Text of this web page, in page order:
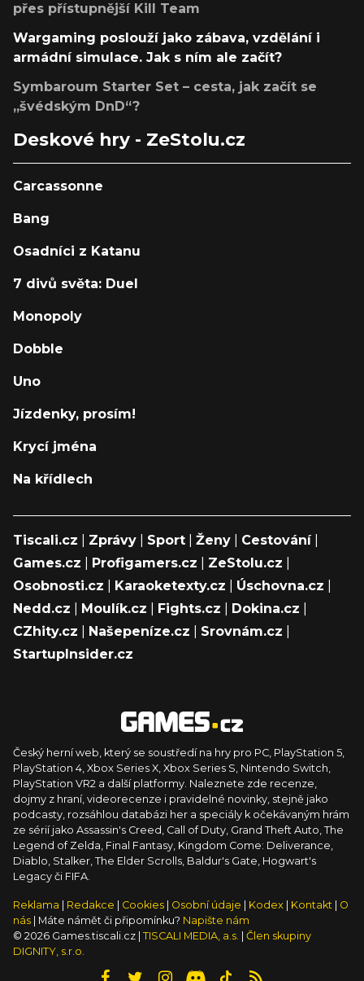
přes přístupnější Kill Team
Wargaming poslouží jako zábava, vzdělání i
armádní simulace. Jak s ním ale začít?
Symbaroum Starter Set – cesta, jak začít se
„švédským DnD“?
Deskové hry - ZeStolu.cz
Carcassonne
Bang
Osadníci z Katanu
7 divů světa: Duel
Monopoly
Dobble
Uno
Jízdenky, prosím!
Krycí jména
Na křídlech
Tiscali.cz Zprávy Sport Ženy Cestování|
Games.cz
Profigamers.cz ZeStolu.cz
Osobnosti.cz
Karaoketexty.cz Úschovna.cz
Nedd.cz
Moulík.cz Fights.cz Dokina.cz
CZhity.cz
Našepeníze.cz Srovnám.cz
StartupInsider.cz
Český herní web, který se soustředí na hry pro PC, PlayStation 5,
PlayStation 4, Xbox Series X, Xbox Series S, Nintendo Switch,
PlayStation VR2 a další platformy. Naleznete zde recenze,
dojmy z hraní, videorecenze i pravidelné novinky, stejně jako
podcasty, rozsáhlou databázi her a speciály k očekávaným hrám
ze sérií jako Assassin's Creed, Call of Duty, Grand Theft Auto, The
Legend of Zelda, Final Fantasy, Kingdom Come: Deliverance,
Diablo, Stalker, The Elder Scrolls, Baldur's Gate, Hogwart's
Legacy či FIFA.
Reklama Redakce Cookies Osobní údaje Kodex Kontakt
O
nás
| Máte námět či připomínku? Napište nám
© 2026 Games.tiscali.cz | TISCALI MEDIA, a.s.
Člen skupiny
DIGNITY, s.r.o.